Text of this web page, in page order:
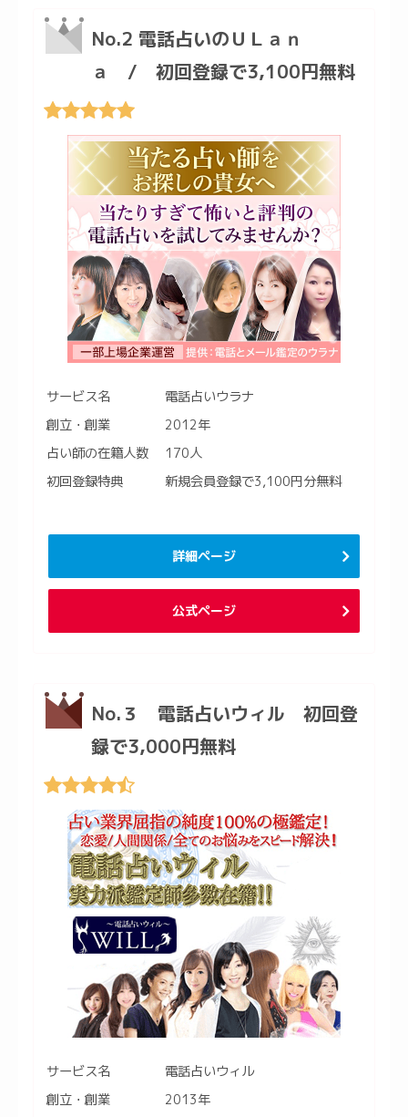
No.2 電話占いのＵＬａｎ
ａ / 初回登録で3,100円無料
サービス名
電話占いウラナ
創立・創業
2012年
占い師の在籍人数
170人
初回登録特典
新規会員登録で3,100円分無料
詳細ページ
公式ページ
No.３ 電話占いウィル 初回登
録で3,000円無料
サービス名
電話占いウィル
創立・創業
2013年